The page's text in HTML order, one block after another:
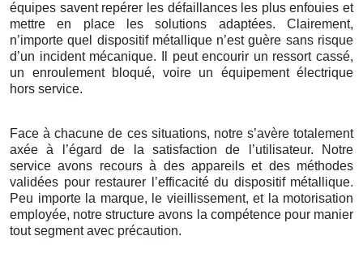
équipes savent repérer les défaillances les plus enfouies et
mettre en place les solutions adaptées. Clairement,
n’importe quel dispositif métallique n’est guère sans risque
d’un incident mécanique. Il peut encourir un ressort cassé,
un enroulement bloqué, voire un équipement électrique
hors service.
Face à chacune de ces situations, notre s’avère totalement
axée à l’égard de la satisfaction de l’utilisateur. Notre
service avons recours à des appareils et des méthodes
validées pour restaurer l’efficacité du dispositif métallique.
Peu importe la marque, le vieillissement, et la motorisation
employée, notre structure avons la compétence pour manier
tout segment avec précaution.